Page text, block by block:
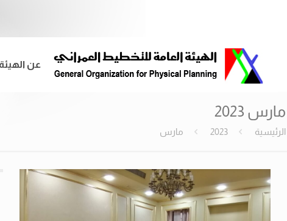
عن الهيئة
مارس 2023
الرئيسية 2023 مارس